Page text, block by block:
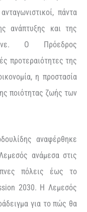
πάντα
ανάπτυξης και της
Ο Πρόεδρος
προτεραιότητες της
η προστασία
ποιότητας ζωής των
αναφέρθηκε
ανάμεσα στις
πόλεις έως το
2030. Η Λεμεσός
για το πώς θα